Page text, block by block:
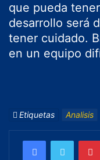
que pueda
desarrollo será
tener cuidado.
en un equipo
Etiquetas Analisis